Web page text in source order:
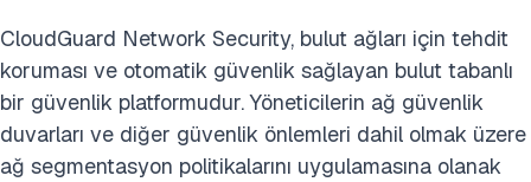
CloudGuard Network Security, bulut ağları için tehdit
koruması ve otomatik güvenlik sağlayan bulut tabanlı
bir güvenlik platformudur. Yöneticilerin ağ güvenlik
duvarları ve diğer güvenlik önlemleri dahil olmak üzere
ağ segmentasyon politikalarını uygulamasına olanak